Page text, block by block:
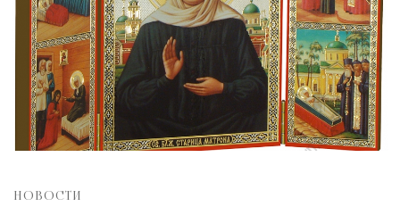
НОВОСТИ